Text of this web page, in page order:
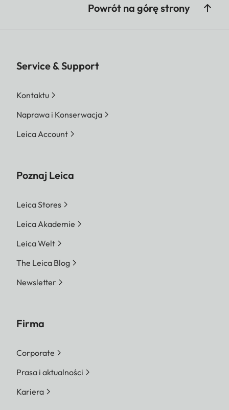
Powrót na górę strony
Service & Support
Kontaktu
Naprawa i Konserwacja
Leica Account
Poznaj Leica
Leica Stores
Leica Akademie
Leica Welt
The Leica Blog
Newsletter
Firma
Corporate
Prasa i aktualności
Kariera